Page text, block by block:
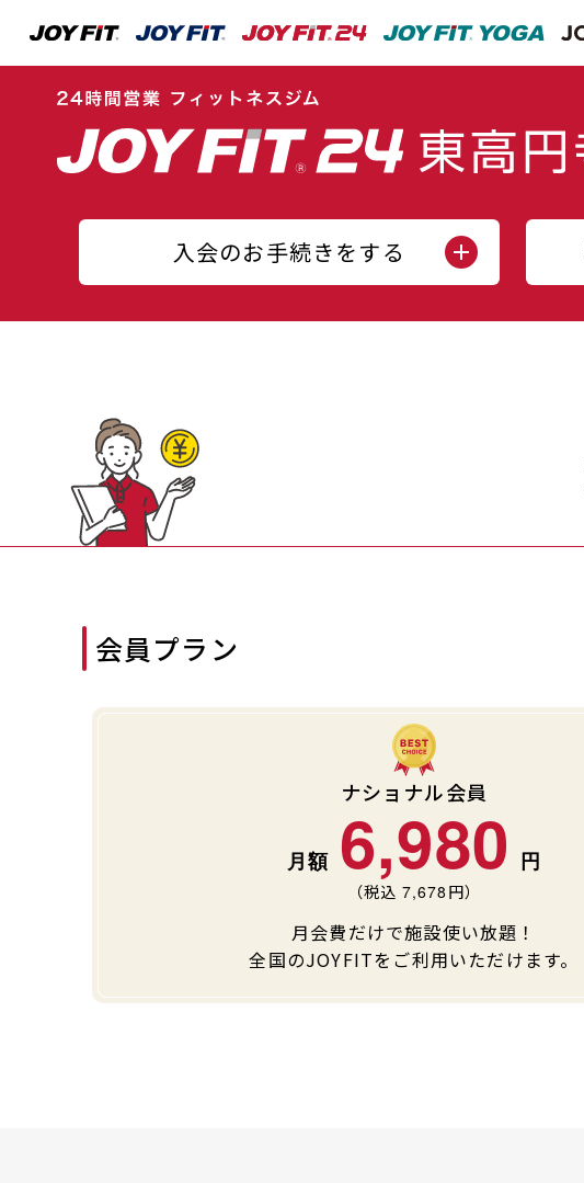
入会のお手続きをする
会員プラン
ナショナル会員
6,980
（税込 7,678 円）
月会費だけで施設使い放題！
全国のJOYFITをご利用いただけます。